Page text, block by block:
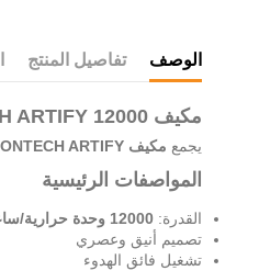
الوصف تفاصيل المنتج
مكيف UNIONTECH ARTIFY 12000 وحدة حرارية: أناقة وأداء
يجمع مكيف UNIONTECH ARTIFY
المواصفات الرئيسية
القدرة: 12000 وحدة حرارية/ساعة
تصميم أنيق وعصري
تشغيل فائق الهدوء